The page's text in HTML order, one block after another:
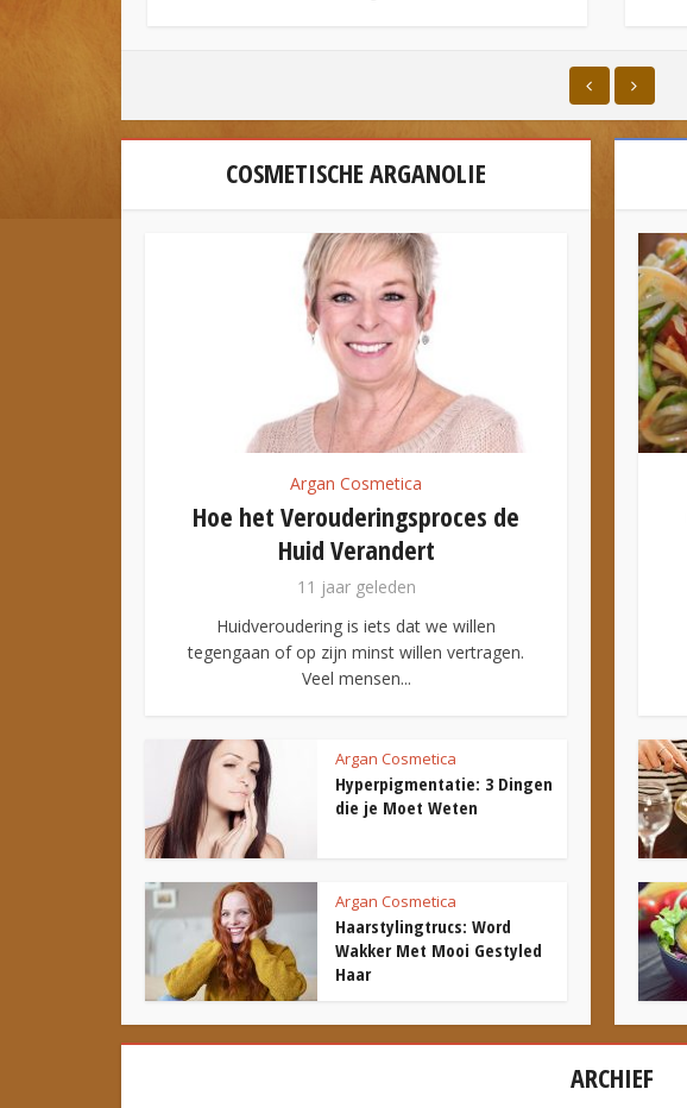
COSMETISCHE ARGANOLIE
Argan Cosmetica
Hoe het Verouderingsproces de
Huid Verandert
11 jaar geleden
Huidveroudering is iets dat we willen
tegengaan of op zijn minst willen vertragen.
Veel mensen...
Argan Cosmetica
Hyperpigmentatie: 3 Dingen
die je Moet Weten
Argan Cosmetica
Haarstylingtrucs: Word
Wakker Met Mooi Gestyled
Haar
ARCHIEF